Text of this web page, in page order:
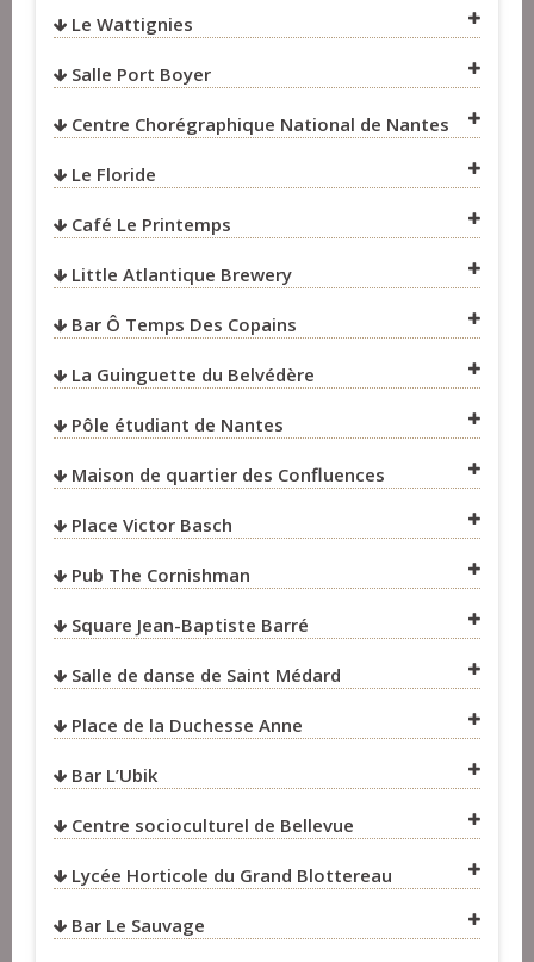
VOIR SUR LA CARTE
Le Wattignies
Salle Port Boyer
VOIR SUR LA CARTE
Centre Chorégraphique National de Nantes
Le Floride
VOIR SUR LA CARTE
Café Le Printemps
VOIR SUR LA CARTE
Little Atlantique Brewery
VOIR SUR LA CARTE
Bar Ô Temps Des Copains
VOIR SUR LA CARTE
La Guinguette du Belvédère
VOIR SUR LA CARTE
Pôle étudiant de Nantes
VOIR SUR LA CARTE
Maison de quartier des Confluences
Place Victor Basch
VOIR SUR LA CARTE
Pub The Cornishman
VOIR SUR LA CARTE
Square Jean-Baptiste Barré
VOIR SUR LA CARTE
Salle de danse de Saint Médard
VOIR SUR LA CARTE
Place de la Duchesse Anne
VOIR SUR LA CARTE
Bar L’Ubik
VOIR SUR LA CARTE
Centre socioculturel de Bellevue
VOIR SUR LA CARTE
Lycée Horticole du Grand Blottereau
VOIR SUR LA CARTE
Bar Le Sauvage